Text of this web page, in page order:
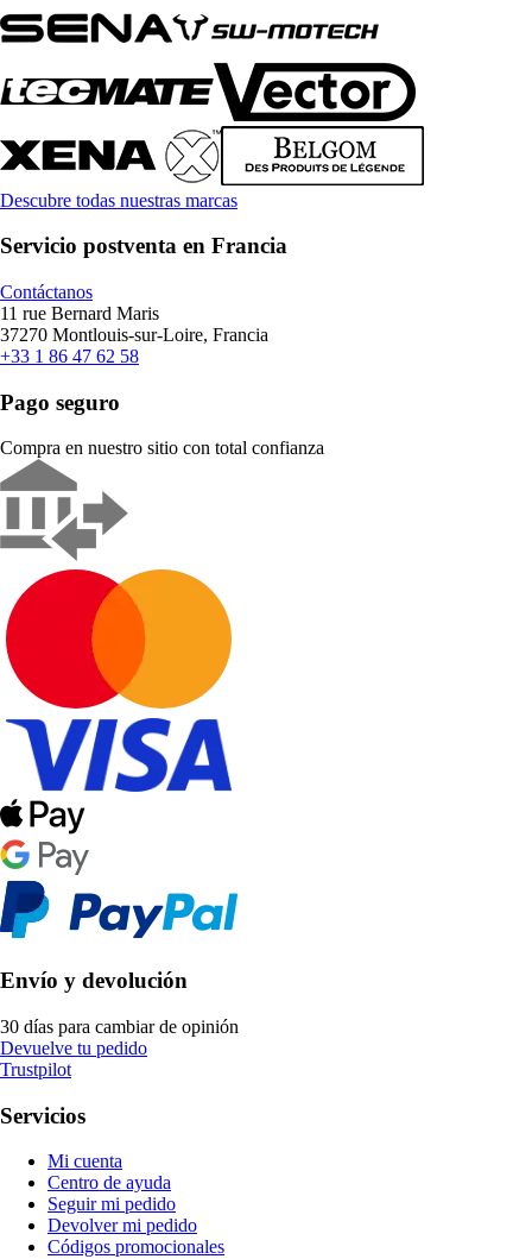
Descubre todas nuestras marcas
Servicio postventa en Francia
Contáctanos
11 rue Bernard Maris
37270 Montlouis-sur-Loire, Francia
+33 1 86 47 62 58
Pago seguro
Compra en nuestro sitio con total confianza
Envío y devolución
30 días para cambiar de opinión
Devuelve tu pedido
Trustpilot
Servicios
Mi cuenta
Centro de ayuda
Seguir mi pedido
Devolver mi pedido
Códigos promocionales